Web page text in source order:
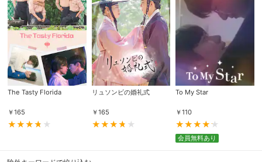
The Tasty Florida
￥165
リュソンビの婚礼式
￥165
To My Star
￥110
会員無料あり